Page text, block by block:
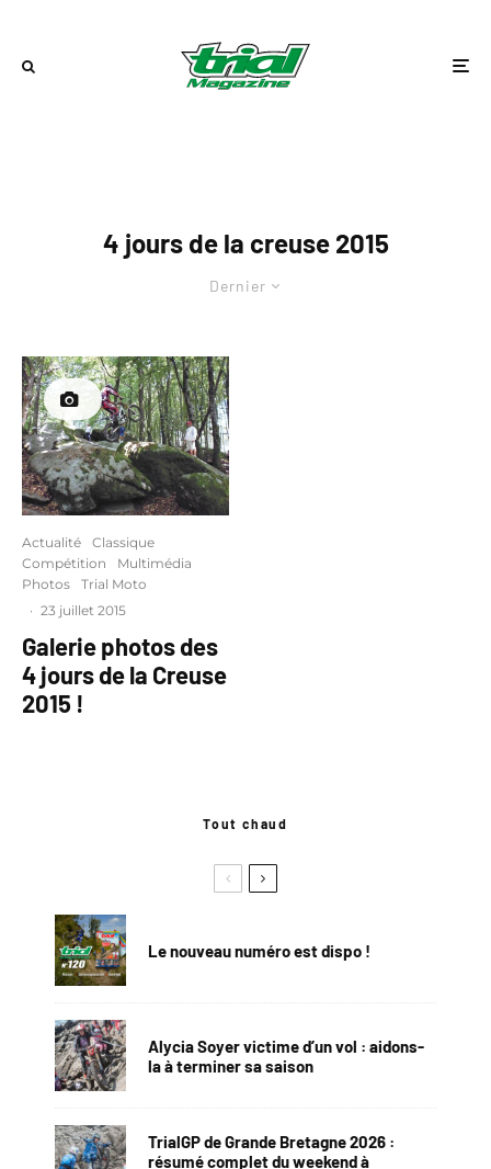
4 jours de la creuse 2015
Dernier
Actualité
Classique
Compétition
Multimédia
Photos
Trial Moto
· 23 juillet 2015
Galerie photos des
4 jours de la Creuse
2015 !
Tout chaud
Le nouveau numéro est dispo !
Alycia Soyer victime d’un vol : aidons-
la à terminer sa saison
TrialGP de Grande Bretagne 2026 :
résumé complet du weekend à